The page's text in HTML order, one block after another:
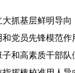
基层鲜明导向
党员先锋模范
和高素质干部